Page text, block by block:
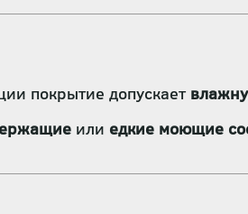
покрытие допускает
или едкие моющие